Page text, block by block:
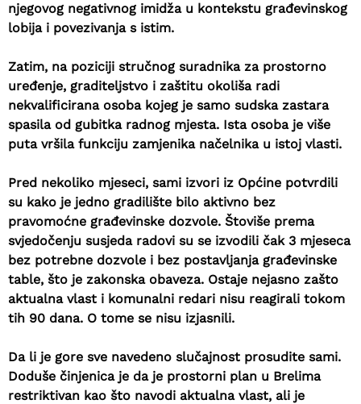
njegovog negativnog imidža u kontekstu građevinskog
lobija i povezivanja s istim.
Zatim, na poziciji stručnog suradnika za prostorno
uređenje, graditeljstvo i zaštitu okoliša radi
nekvalificirana osoba kojeg je samo sudska zastara
spasila od gubitka radnog mjesta. Ista osoba je više
puta vršila funkciju zamjenika načelnika u istoj vlasti.
Pred nekoliko mjeseci, sami izvori iz Općine potvrdili
su kako je jedno gradilište bilo aktivno bez
pravomoćne građevinske dozvole. Štoviše prema
svjedočenju susjeda radovi su se izvodili čak 3 mjeseca
bez potrebne dozvole i bez postavljanja građevinske
table, što je zakonska obaveza. Ostaje nejasno zašto
aktualna vlast i komunalni redari nisu reagirali tokom
tih 90 dana. O tome se nisu izjasnili.
Da li je gore sve navedeno slučajnost prosudite sami.
Doduše činjenica je da je prostorni plan u Brelima
restriktivan kao što navodi aktualna vlast, ali je